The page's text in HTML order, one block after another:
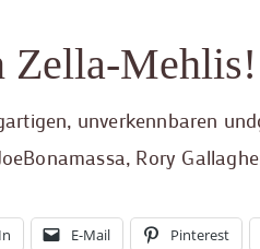
Zella-Mehlis!
unverkennbaren
Rory
E-Mail Pinterest